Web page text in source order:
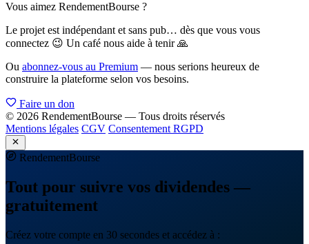
Vous aimez RendementBourse ?
Le projet est indépendant et sans pub… dès que vous vous
connectez 😉 Un café nous aide à tenir 🙏
Ou abonnez-vous au Premium — nous serions heureux de
construire la plateforme selon vos besoins.
Faire un don
© 2026 RendementBourse — Tous droits réservés
Mentions légales CGV Consentement RGPD
RendementBourse
Tout pour suivre vos dividendes —
gratuitement
Créez votre compte en 30 secondes et accédez à :